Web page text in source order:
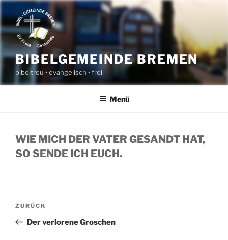
Inhalt
springen
BIBELGEMEINDE BREMEN
bibeltreu • evangelisch • frei
Menü
WIE MICH DER VATER GESANDT HAT,
SO SENDE ICH EUCH.
BEITRAGSNAVIGATION
Vorheriger
Beitrag
ZURÜCK
Der verlorene Groschen